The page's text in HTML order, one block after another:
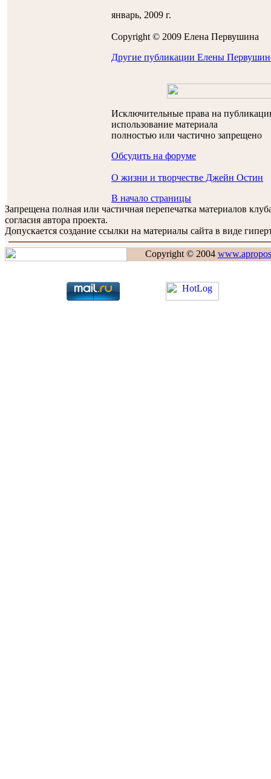
январь, 2009 г.
Copyright © 2009 Еленa Первушинa
Другие публикации Елены
Исключительные права на
использование материала
полностью или частично запрещено
Обсудить на форуме
О жизни и творчестве Джейн Остин
В начало страницы
Запрещена полная или частичная перепечатка материалов
согласия автора проекта.
Допускается создание ссылки на материалы сайта в виде
Copyright © 2004